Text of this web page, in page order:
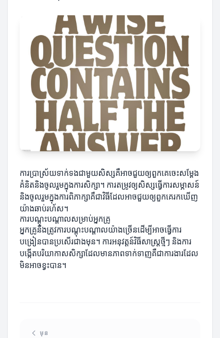
ការប្រាស្រ័យទាក់ទងជាមួយសិស្សគឺអាចជួយឲ្យពួកគេចេះសម្ដែង
គំនិតនិងចូលរួមក្នុងការសិក្សា។ ការតម្រូវឲ្យសិស្សធ្វើការសម្ភាសន៍
និងចូលរួមក្នុងការពិភាក្សាគឺជាវិធីដែលអាចជួយឲ្យពួកគេរកឃើញ
យ៉ាងឆាប់រហ័ស។
ការបណ្តុះបណ្តាលសម្រាប់អ្នកគ្រូ
អ្នកគ្រូនឹងត្រូវការបណ្តុះបណ្តាលយ៉ាងច្រើនដើម្បីអាចធ្វើការ
បង្រៀនបានប្រសើរជាងមុន។ ការអនុវត្តន៍វិធីសាស្ត្រថ្មីៗ និងការ
បង្កើតបរិយាកាសសិក្សាដែលមានភាពទាក់ទាញគឺជាការងារដែល
មិនអាចខ្វះបាន។
មុន